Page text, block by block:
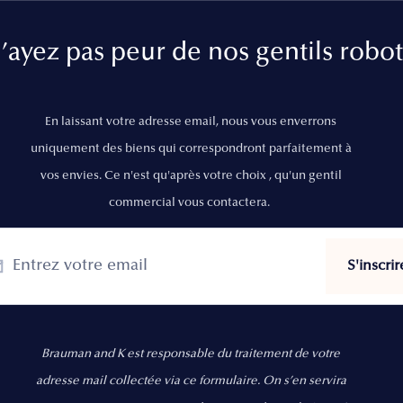
pas peur de nos gentils
En laissant votre adresse email, nous vous enverrons
uniquement des biens qui correspondront parfaitement à
vos envies. Ce n'est qu'après votre choix , qu'un gentil
commercial vous contactera.
Brauman and K est responsable du traitement de votre
adresse mail collectée via ce formulaire. On s’en servira